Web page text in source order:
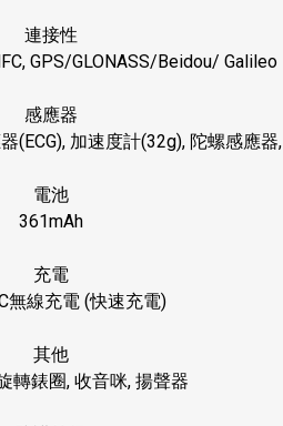
連接性
GPS/GLONASS/Beidou/ Galileo
感應器
(ECG), 加速度計(32g), 陀螺感應器,
電池
361mAh
充電
無線充電 (快速充電)
其他
轉錶圈, 收音咪, 揚聲器